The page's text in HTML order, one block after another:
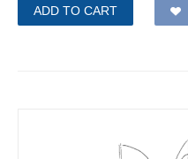
ADD TO CART